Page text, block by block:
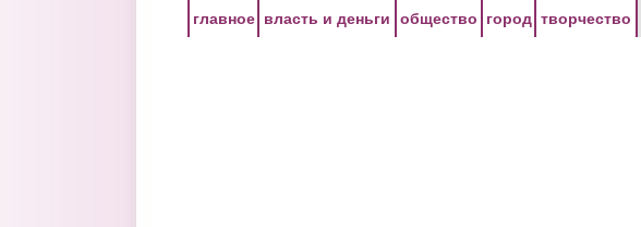
главное власть и деньги общество город творчество